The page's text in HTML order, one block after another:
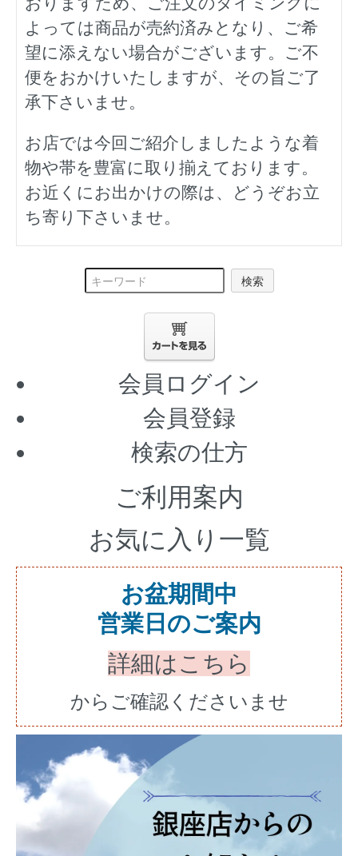
よっては商品が売約済みとなり、ご希
望に添えない場合がございます。ご不
便をおかけいたしますが、その旨ご了
承下さいませ。
お店では今回ご紹介しましたような着
物や帯を豊富に取り揃えております。
お近くにお出かけの際は、どうぞお立
ち寄り下さいませ。
検索
会員ログイン
会員登録
検索の仕方
ご利用案内
お気に入り一覧
お盆期間中
営業日のご案内
詳細はこちら
からご確認くださいませ